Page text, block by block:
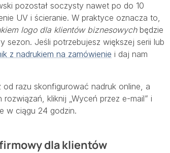
pozostał soczysty nawet po do 10
UV i ścieranie. W praktyce oznacza to,
logo dla klientów biznesowychbędzie
sezon. Jeśli potrzebujesz większej serii lub
z nadrukiem na zamówienie i daj nam
razu skonfigurować nadruk online, a
kliknij „Wyceń przez e-mail” i
w ciągu 24 godzin.
dla klientów